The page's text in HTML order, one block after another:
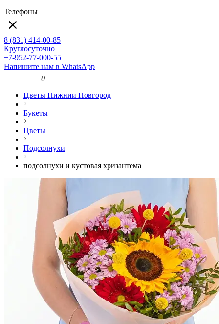
Телефоны
8 (831) 414-00-85
Круглосуточно
+7-952-77-000-55
Напишите нам в WhatsApp
0
Цветы Нижний Новгород
Букеты
Цветы
Подсолнухи
подсолнухи и кустовая хризантема